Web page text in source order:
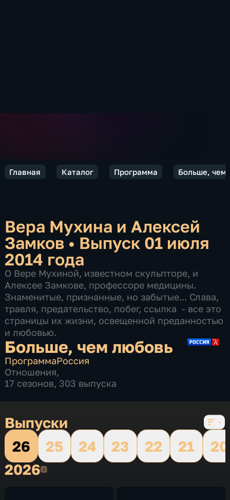
Главная Каталог Программа Больше, чем
Вера Мухина и Алексей
Замков• Выпуск 01 июля
2014 года
О Вере Мухиной, известном скульпторе, и
Алексее Замкове, профессоре медицины.
Знаменитые, признанные, но забытые... Слава,
травля, предательство, побег, ссылка - все это
страницы их жизни, освещенной преданностью
и любовью.
Больше, чем любовь
ПрограммаРоссия
Отношения,
17 сезонов, 303 выпуска
Выпуски
26
25 24 23 22 21
20
20262026